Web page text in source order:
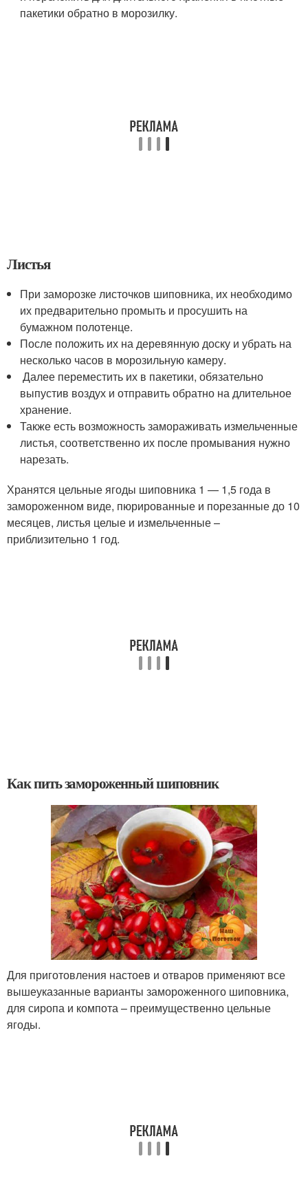
пакетики обратно в морозилку.
Листья
При заморозке листочков шиповника, их необходимо
их предварительно промыть и просушить на
бумажном полотенце.
После положить их на деревянную доску и убрать на
несколько часов в морозильную камеру.
Далее переместить их в пакетики, обязательно
выпустив воздух и отправить обратно на длительное
хранение.
Также есть возможность замораживать измельченные
листья, соответственно их после промывания нужно
нарезать.
Хранятся цельные ягоды шиповника 1 — 1,5 года в
замороженном виде, пюрированные и порезанные до 10
месяцев, листья целые и измельченные –
приблизительно 1 год.
Как пить замороженный шиповник
Для приготовления настоев и отваров применяют все
вышеуказанные варианты замороженного шиповника,
для сиропа и компота – преимущественно цельные
ягоды.